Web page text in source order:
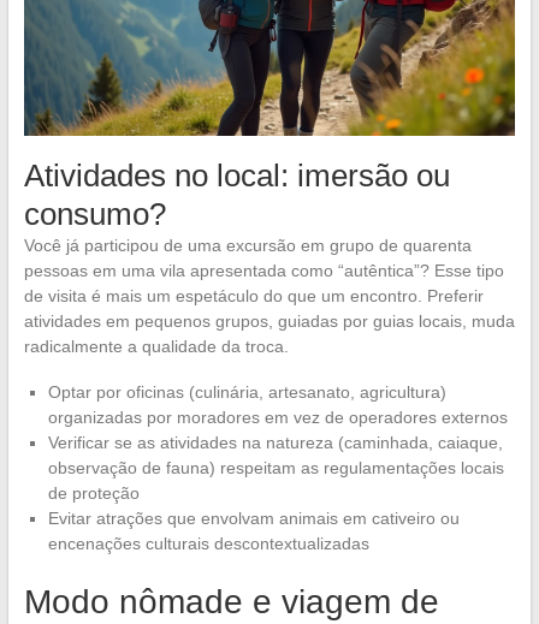
Atividades no local: imersão ou
consumo?
Você já participou de uma excursão em grupo de quarenta
pessoas em uma vila apresentada como “autêntica”? Esse tipo
de visita é mais um espetáculo do que um encontro. Preferir
atividades em pequenos grupos, guiadas por guias locais, muda
radicalmente a qualidade da troca.
Optar por oficinas (culinária, artesanato, agricultura)
organizadas por moradores em vez de operadores externos
Verificar se as atividades na natureza (caminhada, caiaque,
observação de fauna) respeitam as regulamentações locais
de proteção
Evitar atrações que envolvam animais em cativeiro ou
encenações culturais descontextualizadas
Modo nômade e viagem de